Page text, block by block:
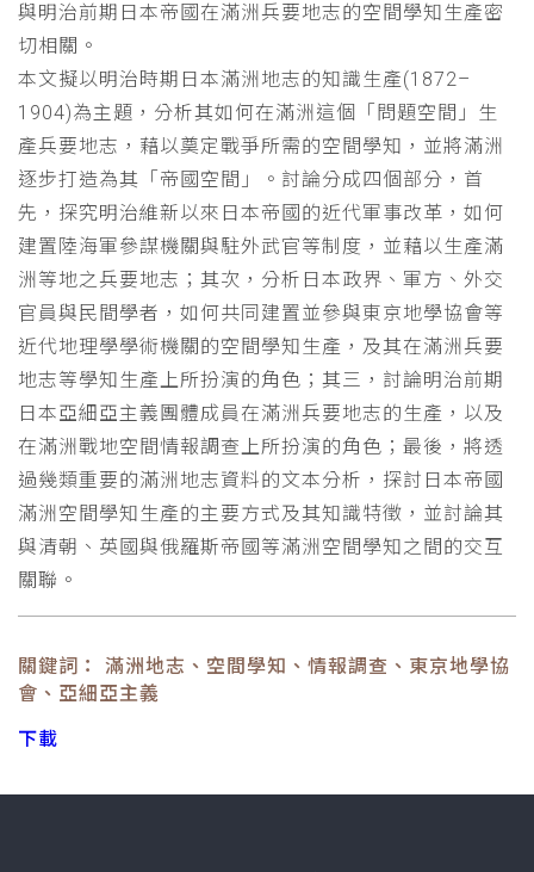
與明治前期日本帝國在滿洲兵要地志的空間學知生產密
切相關。
本文擬以明治時期日本滿洲地志的知識生產(1872–
1904)為主題，分析其如何在滿洲這個「問題空間」生
產兵要地志，藉以奠定戰爭所需的空間學知，並將滿洲
逐步打造為其「帝國空間」。討論分成四個部分，首
先，探究明治維新以來日本帝國的近代軍事改革，如何
建置陸海軍參謀機關與駐外武官等制度，並藉以生產滿
洲等地之兵要地志；其次，分析日本政界、軍方、外交
官員與民間學者，如何共同建置並參與東京地學協會等
近代地理學學術機關的空間學知生產，及其在滿洲兵要
地志等學知生產上所扮演的角色；其三，討論明治前期
日本亞細亞主義團體成員在滿洲兵要地志的生產，以及
在滿洲戰地空間情報調查上所扮演的角色；最後，將透
過幾類重要的滿洲地志資料的文本分析，探討日本帝國
滿洲空間學知生產的主要方式及其知識特徵，並討論其
與清朝、英國與俄羅斯帝國等滿洲空間學知之間的交互
關聯。
關鍵詞： 滿洲地志、空間學知、情報調查、東京地學協
會、亞細亞主義
下載